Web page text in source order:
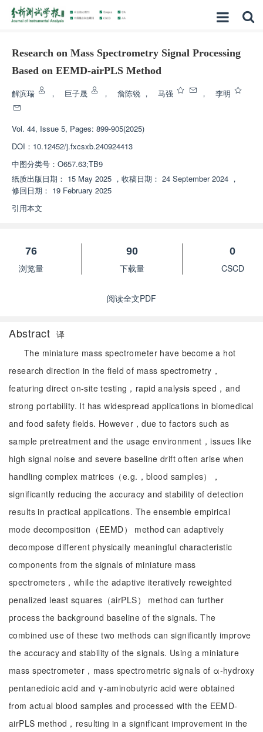
Research on Mass Spectrometry Signal Processing
Based on EEMD-airPLS Method
解滨瑞 ， 巨子晟 ， 詹陈锐 ， 马强 ， 李明
Vol. 44, Issue 5, Pages: 899-905(2025)
DOI： 10.12452/j.fxcsxb.240924413
中图分类号： O657.63;TB9
纸质出版日期： 15 May 2025 ， 收稿日期： 24 September 2024 ，
修回日期： 19 February 2025
引用本文
76
浏览量
90
下载量
0
CSCD
阅读全文PDF
Abstract 译
The miniature mass spectrometer have become a hot
research direction in the field of mass spectrometry，
featuring direct on-site testing，rapid analysis speed，and
strong portability. It has widespread applications in biomedical
and food safety fields. However，due to factors such as
sample pretreatment and the usage environment，issues like
high signal noise and severe baseline drift often arise when
handling complex matrices（e.g.，blood samples），
significantly reducing the accuracy and stability of detection
results in practical applications. The ensemble empirical
mode decomposition（EEMD） method can adaptively
decompose different physically meaningful characteristic
components from the signals of miniature mass
spectrometers，while the adaptive iteratively reweighted
penalized least squares（airPLS） method can further
process the background baseline of the signals. The
combined use of these two methods can significantly improve
the accuracy and stability of the signals. Using a miniature
mass spectrometer，mass spectrometric signals of α-hydroxy
pentanedioic acid and γ-aminobutyric acid were obtained
from actual blood samples and processed with the EEMD-
airPLS method，resulting in a significant improvement in the